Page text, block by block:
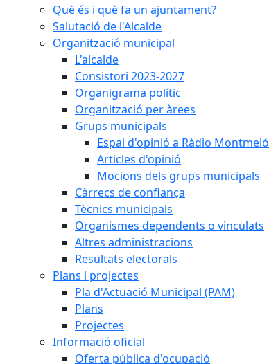
Què és i què fa un ajuntament?
Salutació de l'Alcalde
Organització municipal
L'alcalde
Consistori 2023-2027
Organigrama polític
Organització per àrees
Grups municipals
Espai d'opinió a Ràdio Montmeló
Articles d'opinió
Mocions dels grups municipals
Càrrecs de confiança
Tècnics municipals
Organismes dependents o vinculats
Altres administracions
Resultats electorals
Plans i projectes
Pla d'Actuació Municipal (PAM)
Plans
Projectes
Informació oficial
Oferta pública d'ocupació